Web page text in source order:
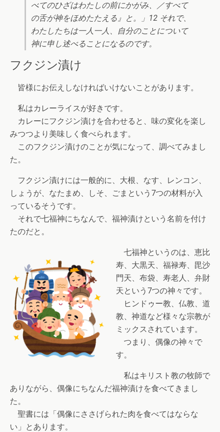
べてのひざはわたしの前にかがみ、／すべて
の舌が神をほめたたえる』と。」12 それで、
わたしたちは一人一人、自分のことについて
神に申し述べることになるのです。
フクジン漬け
皆様にお伝えしなければいけないことがあります。
私はカレーライスが好きです。
カレーにフクジン漬けを合わせると、味の変化を楽し
みつつより美味しく食べられます。
このフクジン漬けのことが気になって、調べてみまし
た。
フクジン漬けには一般的に、大根、なす、レンコン、
しょうが、なたまめ、しそ、ごまという7つの材料が入
っているそうです。
それで七福神にちなんで、福神漬けという名前を付け
たのだと。
七福神というのは、恵比
寿、大黒天、福禄寿、毘沙
門天、布袋、寿老人、弁財
天という7つの神々です。
ヒンドゥー教、仏教、道
教、神道など様々な宗教が
ミックスされています。
つまり、偶像の神々で
す。
私はキリスト教の牧師で
ありながら、偶像にちなんだ福神漬けを食べてきまし
た。
聖書には「偶像にささげられた肉を食べてはならな
い」とあります。